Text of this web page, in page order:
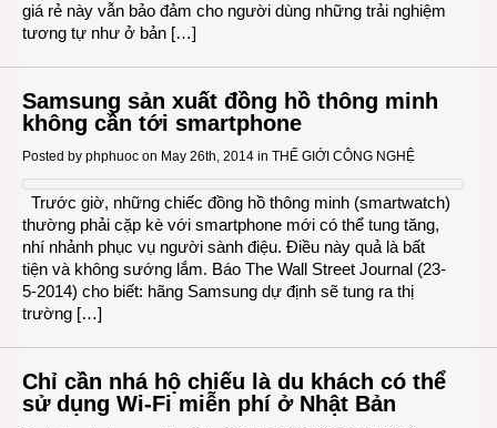
giá rẻ này vẫn bảo đảm cho người dùng những trải nghiệm
tương tự như ở bản […]
Samsung sản xuất đồng hồ thông minh
không cần tới smartphone
Posted by phphuoc on May 26th, 2014 in THẾ GIỚI CÔNG NGHỆ
Trước giờ, những chiếc đồng hồ thông minh (smartwatch)
thường phải cặp kè với smartphone mới có thể tung tăng,
nhí nhảnh phục vụ người sành điệu. Điều này quả là bất
tiện và không sướng lắm. Báo The Wall Street Journal (23-
5-2014) cho biết: hãng Samsung dự định sẽ tung ra thị
trường […]
Chỉ cần nhá hộ chiếu là du khách có thể
sử dụng Wi-Fi miễn phí ở Nhật Bản